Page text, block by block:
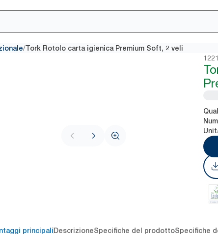
/Tork Rotolo carta igienica Premium Soft, 2 veli
principaliDescrizioneSpecifiche del prodottoSpecifiche